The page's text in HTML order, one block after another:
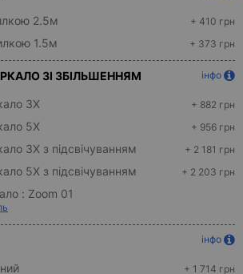
2.5м + 410 грн
1.5м + 373 грн
ЗІ ЗБІЛЬШЕННЯМ інфо
3X + 882 грн
5X + 956 грн
3Х з підсвічуванням + 2 181 грн
5Х з підсвічуванням + 2 203 грн
: Zoom 01
інфо
+ 1 714 грн